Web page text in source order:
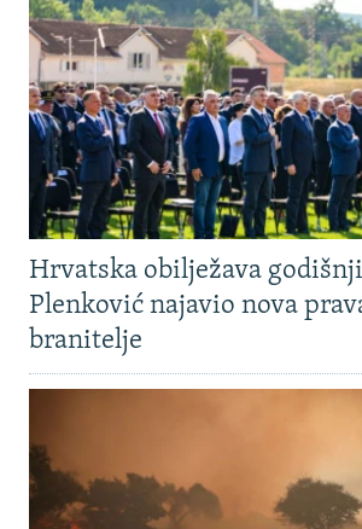
Hrvatska obilježava
Plenković najavio nova
branitelje